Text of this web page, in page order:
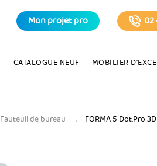
Mon projet pro 02
CATALOGUE NEUF MOBILIER
Fauteuil de bureau FORMA 5 Dot.Pro